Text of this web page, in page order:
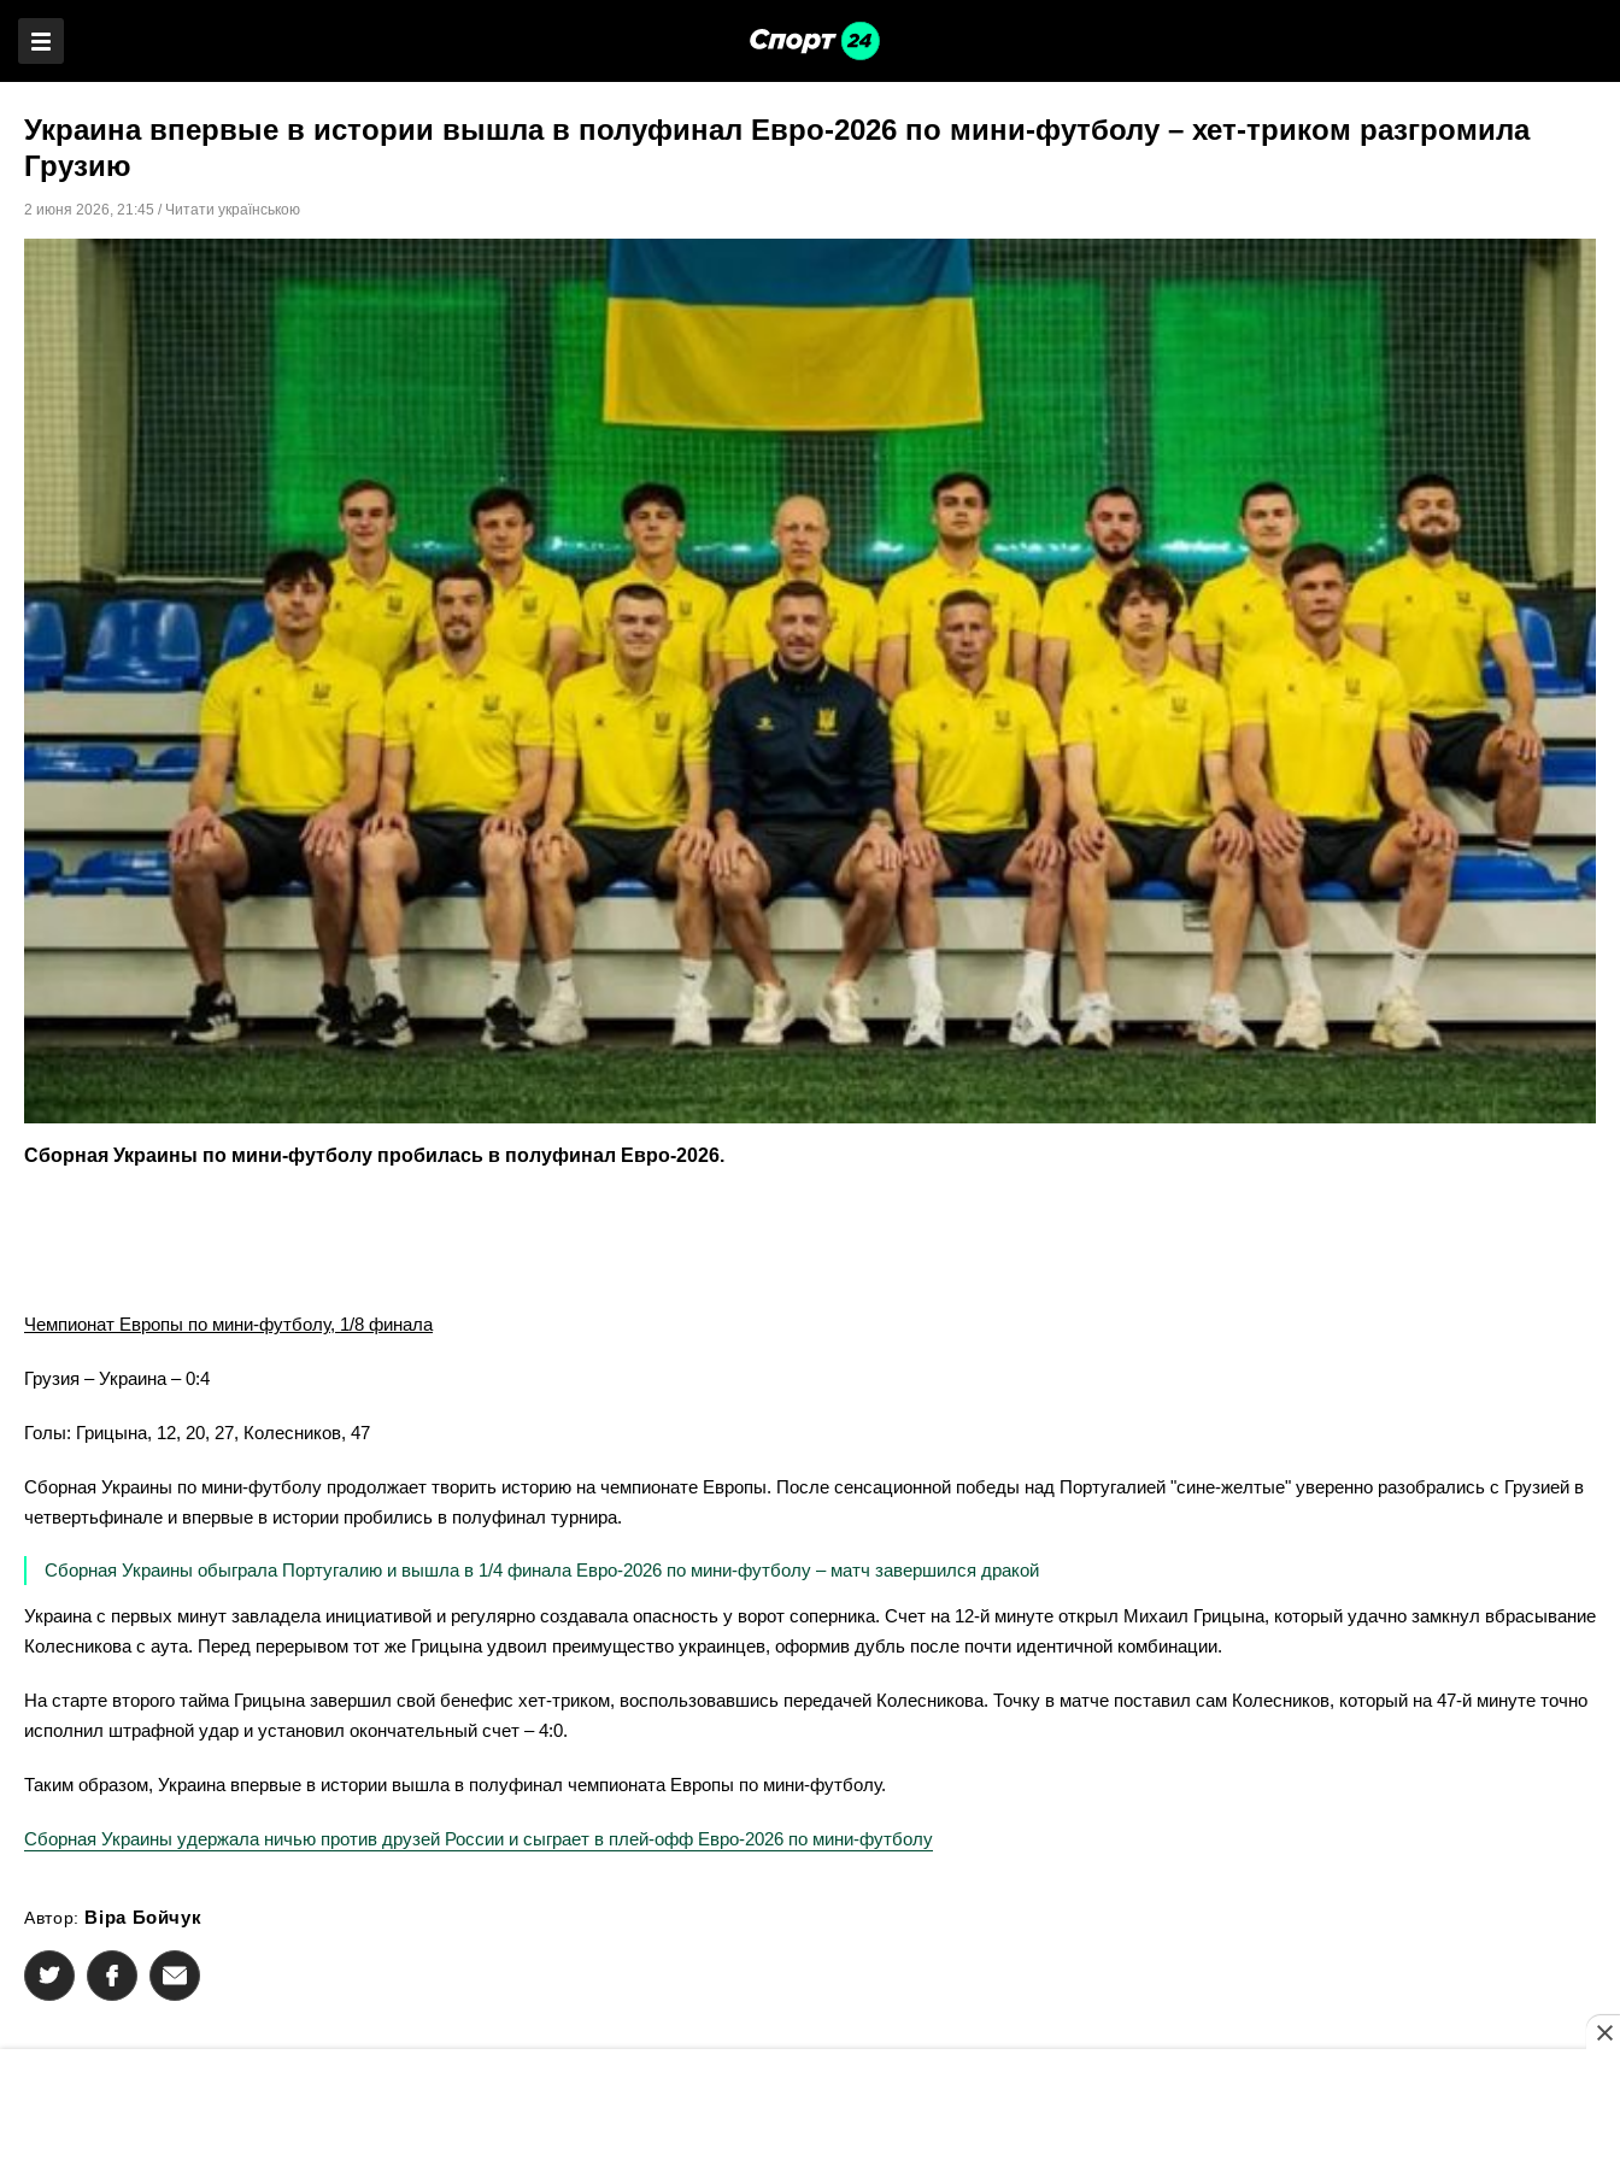
Украина впервые в истории вышла в полуфинал Евро-2026 по мини-футболу – хет-триком разгромила
Грузию
2 июня 2026, 21:45 / Читати українською
Сборная Украины по мини-футболу пробилась в полуфинал Евро-2026.
Чемпионат Европы по мини-футболу, 1/8 финала
Грузия – Украина – 0:4
Голы: Грицына, 12, 20, 27, Колесников, 47
Сборная Украины по мини-футболу продолжает творить историю на чемпионате Европы. После сенсационной победы над Португалией "сине-желтые" уверенно разобрались с Грузией в
четвертьфинале и впервые в истории пробились в полуфинал турнира.
Сборная Украины обыграла Португалию и вышла в 1/4 финала Евро-2026 по мини-футболу – матч завершился дракой
Украина с первых минут завладела инициативой и регулярно создавала опасность у ворот соперника. Счет на 12-й минуте открыл Михаил Грицына, который удачно замкнул вбрасывание
Колесникова с аута. Перед перерывом тот же Грицына удвоил преимущество украинцев, оформив дубль после почти идентичной комбинации.
На старте второго тайма Грицына завершил свой бенефис хет-триком, воспользовавшись передачей Колесникова. Точку в матче поставил сам Колесников, который на 47-й минуте точно
исполнил штрафной удар и установил окончательный счет – 4:0.
Таким образом, Украина впервые в истории вышла в полуфинал чемпионата Европы по мини-футболу.
Сборная Украины удержала ничью против друзей России и сыграет в плей-офф Евро-2026 по мини-футболу
Автор: Віра Бойчук